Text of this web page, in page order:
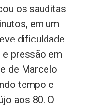
os sauditas
em um
dificuldade
pressão em
de Marcelo
tempo e
aos 80. O